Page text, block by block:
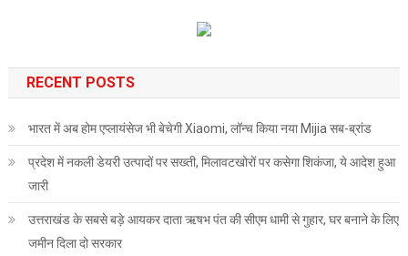
RECENT POSTS
भारत में अब होम एप्लायंसेज भी बेचेगी Xiaomi, लॉन्च किया नया Mijia सब-ब्रांड
प्रदेश में नकली डेयरी उत्पादों पर सख्ती, मिलावटखोरों पर कसेगा शिकंजा, ये आदेश हुआ
जारी
उत्तराखंड के सबसे बड़े आयकर दाता ऋषभ पंत की सीएम धामी से गुहार, घर बनाने के लिए
जमीन दिला दो सरकार